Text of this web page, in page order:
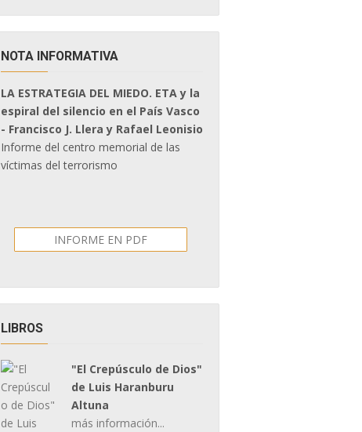
NOTA INFORMATIVA
LA ESTRATEGIA DEL MIEDO. ETA y la
espiral del silencio en el País Vasco
- Francisco J. Llera y Rafael Leonisio
Informe del centro memorial de las
víctimas del terrorismo
INFORME EN PDF
LIBROS
"El Crepúsculo de Dios"
de Luis Haranburu
Altuna
más información...